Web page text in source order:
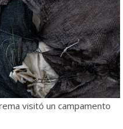
visitó un campamento